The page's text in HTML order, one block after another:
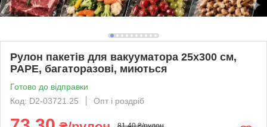
Рулон пакетів для вакууматора 25x300 см,
PAPE, багаторазові, миються
Готово до відправки
Код: D2-03721.25
Опт і роздріб